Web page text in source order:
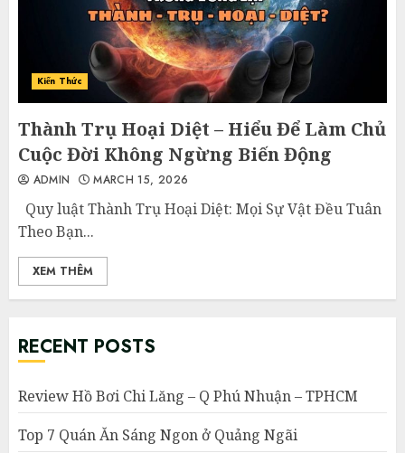
Kiến Thức
Thành Trụ Hoại Diệt – Hiểu Để Làm Chủ
Cuộc Đời Không Ngừng Biến Động
ADMIN MARCH 15, 2026
Quy luật Thành Trụ Hoại Diệt: Mọi Sự Vật Đều Tuân
Theo Bạn...
XEM THÊM
RECENT POSTS
Review Hồ Bơi Chi Lăng – Q Phú Nhuận – TPHCM
Top 7 Quán Ăn Sáng Ngon ở Quảng Ngãi